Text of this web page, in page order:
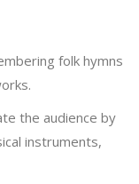
folk hymns
the audience by
instruments,